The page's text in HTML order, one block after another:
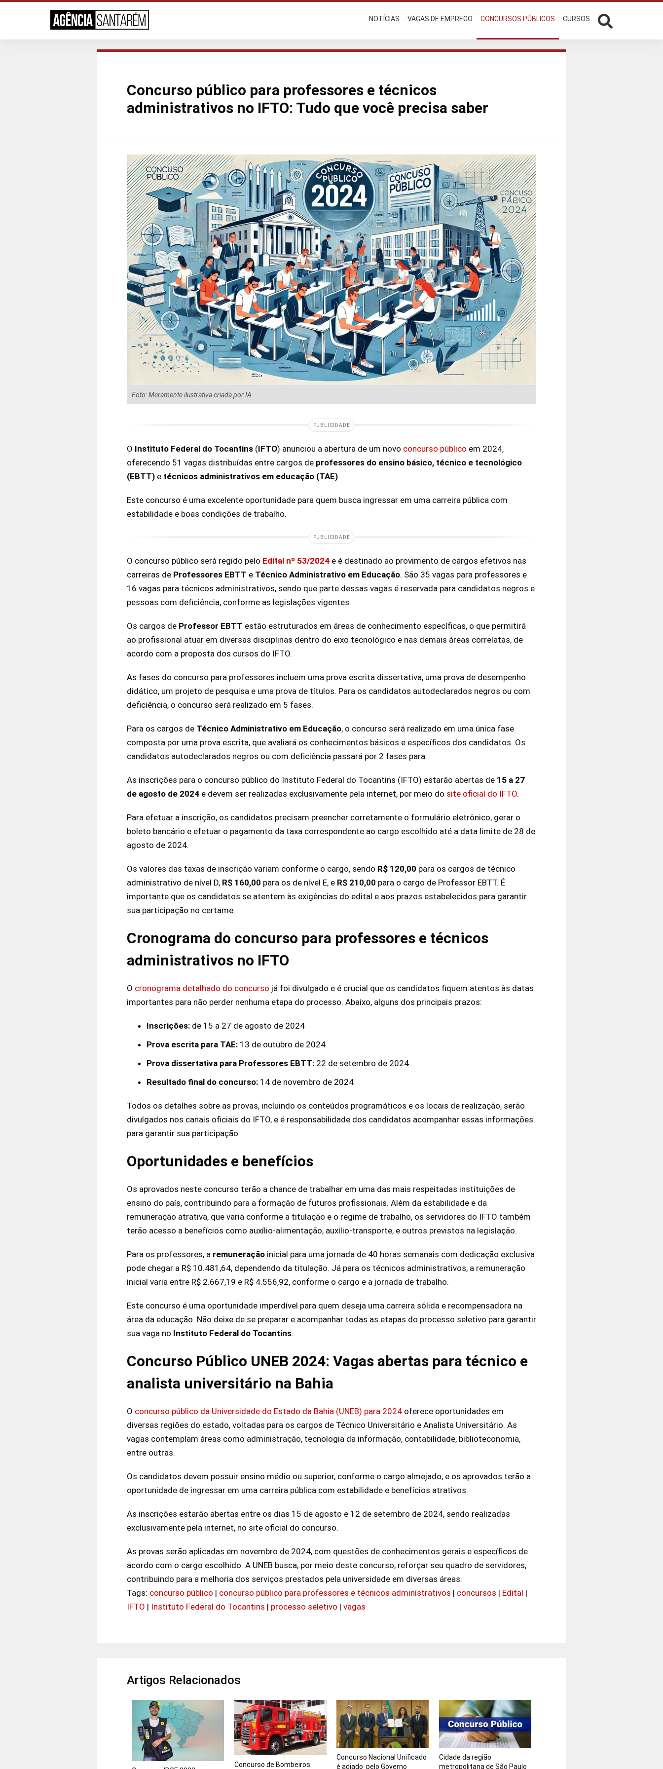
NOTÍCIAS VAGAS DE EMPREGO CONCURSOS PÚBLICOS CURSOS
Concurso público para professores e técnicos
administrativos no IFTO: Tudo que você precisa saber
Foto: Meramente ilustrativa criada por IA
PUBLICIDADE
O Instituto Federal do Tocantins (IFTO) anunciou a abertura de um novo concurso público em 2024,
oferecendo 51 vagas distribuídas entre cargos de professores do ensino básico, técnico e tecnológico
(EBTT) e técnicos administrativos em educação (TAE).
Este concurso é uma excelente oportunidade para quem busca ingressar em uma carreira pública com
estabilidade e boas condições de trabalho.
PUBLICIDADE
O concurso público será regido pelo Edital nº 53/2024 e é destinado ao provimento de cargos efetivos nas
carreiras de Professores EBTT e Técnico Administrativo em Educação. São 35 vagas para professores e
16 vagas para técnicos administrativos, sendo que parte dessas vagas é reservada para candidatos negros e
pessoas com deficiência, conforme as legislações vigentes.
Os cargos de Professor EBTT estão estruturados em áreas de conhecimento específicas, o que permitirá
ao profissional atuar em diversas disciplinas dentro do eixo tecnológico e nas demais áreas correlatas, de
acordo com a proposta dos cursos do IFTO.
As fases do concurso para professores incluem uma prova escrita dissertativa, uma prova de desempenho
didático, um projeto de pesquisa e uma prova de títulos. Para os candidatos autodeclarados negros ou com
deficiência, o concurso será realizado em 5 fases.
Para os cargos de Técnico Administrativo em Educação, o concurso será realizado em uma única fase
composta por uma prova escrita, que avaliará os conhecimentos básicos e específicos dos candidatos. Os
candidatos autodeclarados negros ou com deficiência passará por 2 fases para.
As inscrições para o concurso público do Instituto Federal do Tocantins (IFTO) estarão abertas de 15 a 27
de agosto de 2024 e devem ser realizadas exclusivamente pela internet, por meio do site oficial do IFTO.
Para efetuar a inscrição, os candidatos precisam preencher corretamente o formulário eletrônico, gerar o
boleto bancário e efetuar o pagamento da taxa correspondente ao cargo escolhido até a data limite de 28 de
agosto de 2024.
Os valores das taxas de inscrição variam conforme o cargo, sendo R$ 120,00 para os cargos de técnico
administrativo de nível D, R$ 160,00 para os de nível E, e R$ 210,00 para o cargo de Professor EBTT. É
importante que os candidatos se atentem às exigências do edital e aos prazos estabelecidos para garantir
sua participação no certame​.
Cronograma do concurso para professores e técnicos
administrativos no IFTO
O cronograma detalhado do concurso já foi divulgado e é crucial que os candidatos fiquem atentos às datas
importantes para não perder nenhuma etapa do processo. Abaixo, alguns dos principais prazos:
Inscrições: de 15 a 27 de agosto de 2024
Prova escrita para TAE: 13 de outubro de 2024
Prova dissertativa para Professores EBTT: 22 de setembro de 2024
Resultado final do concurso: 14 de novembro de 2024
Todos os detalhes sobre as provas, incluindo os conteúdos programáticos e os locais de realização, serão
divulgados nos canais oficiais do IFTO, e é responsabilidade dos candidatos acompanhar essas informações
para garantir sua participação.
Oportunidades e benefícios
Os aprovados neste concurso terão a chance de trabalhar em uma das mais respeitadas instituições de
ensino do país, contribuindo para a formação de futuros profissionais. Além da estabilidade e da
remuneração atrativa, que varia conforme a titulação e o regime de trabalho, os servidores do IFTO também
terão acesso a benefícios como auxílio-alimentação, auxílio-transporte, e outros previstos na legislação.
Para os professores, a remuneração inicial para uma jornada de 40 horas semanais com dedicação exclusiva
pode chegar a R$ 10.481,64, dependendo da titulação. Já para os técnicos administrativos, a remuneração
inicial varia entre R$ 2.667,19 e R$ 4.556,92, conforme o cargo e a jornada de trabalho.
Este concurso é uma oportunidade imperdível para quem deseja uma carreira sólida e recompensadora na
área da educação. Não deixe de se preparar e acompanhar todas as etapas do processo seletivo para garantir
sua vaga no Instituto Federal do Tocantins.
Concurso Público UNEB 2024: Vagas abertas para técnico e
analista universitário na Bahia
O concurso público da Universidade do Estado da Bahia (UNEB) para 2024 oferece oportunidades em
diversas regiões do estado, voltadas para os cargos de Técnico Universitário e Analista Universitário. As
vagas contemplam áreas como administração, tecnologia da informação, contabilidade, biblioteconomia,
entre outras.
Os candidatos devem possuir ensino médio ou superior, conforme o cargo almejado, e os aprovados terão a
oportunidade de ingressar em uma carreira pública com estabilidade e benefícios atrativos.
As inscrições estarão abertas entre os dias 15 de agosto e 12 de setembro de 2024, sendo realizadas
exclusivamente pela internet, no site oficial do concurso.
As provas serão aplicadas em novembro de 2024, com questões de conhecimentos gerais e específicos de
acordo com o cargo escolhido. A UNEB busca, por meio deste concurso, reforçar seu quadro de servidores,
contribuindo para a melhoria dos serviços prestados pela universidade em diversas áreas.
Tags: concurso público | concurso público para professores e técnicos administrativos | concursos | Edital |
IFTO | Instituto Federal do Tocantins | processo seletivo | vagas
Artigos Relacionados
Concurso de Bombeiros
Concurso Nacional Unificado
é adiado pelo Governo
Cidade da região
metropolitana de São Paulo